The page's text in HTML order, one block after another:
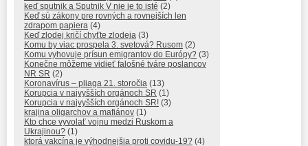
keď sputnik a Sputnik V nie je to isté (2)
Keď sú zákony pre rovných a rovnejších len
zdrapom papiera (4)
Keď zlodej kričí chyťte zlodeja (3)
Komu by viac prospela 3. svetová? Rusom (2)
Komu vyhovuje prísun emigrantov do Európy? (3)
Konečne môžeme vidieť falošné tváre poslancov
NR SR (2)
Koronavírus – pliaga 21. storočia (13)
Korupcia v najvyšších orgánoch SR (1)
Korupcia v najvyšších orgánoch SR! (3)
krajina oligarchov a mafiánov (1)
Kto chce vyvolať vojnu medzi Ruskom a
Ukrajinou? (1)
ktorá vakcína je výhodnejšia proti covidu-19? (4)